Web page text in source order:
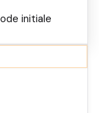
initiale